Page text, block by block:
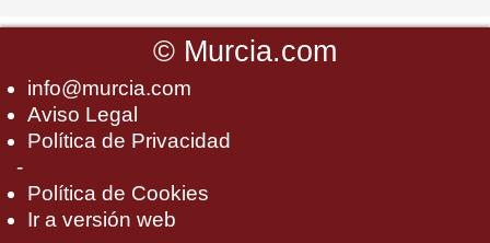
© Murcia.com
info@murcia.com
Aviso Legal
Política de Privacidad
-
Política de Cookies
Ir a versión web